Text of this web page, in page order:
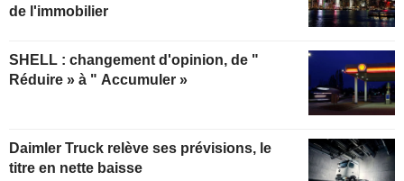
de l'immobilier
SHELL : changement d'opinion, de "
Réduire » à " Accumuler »
Daimler Truck relève ses prévisions, le
titre en nette baisse